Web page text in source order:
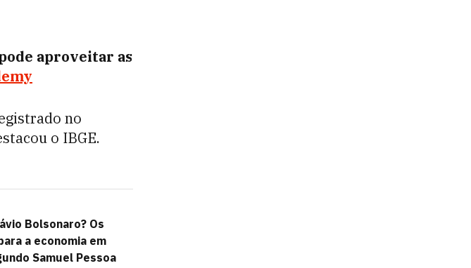
aproveitar as
no
o IBGE.
Bolsonaro? Os
a economia em
Samuel Pessoa